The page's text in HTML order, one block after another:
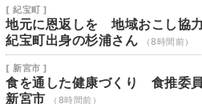
[ 紀宝町 ]
地元に恩返しを 地域おこし協
紀宝町出身の杉浦さん
（8時間前）
[ 新宮市 ]
食を通した健康づくり 食推委
新宮市
（8時間前）